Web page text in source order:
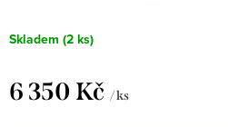
Skladem (2 ks)
6 350 Kč / ks